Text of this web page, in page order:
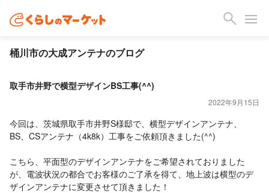
桶川市の大成アンテナのブログ
取手市井野で横型デザインBS工事(^^)
2022年9月15日
今回は、茨城県取手市井野S様邸で、横型デザインアンテナ、
BS、CSアンテナ（4k8k）工事をご依頼頂きました(^^)
こちら、平面型のデザインアンテナをご希望されておりました
が、電波状況の都合でお客様のご了承を得て、地上波は横型のデ
ザインアンテナに変更させて頂きました！